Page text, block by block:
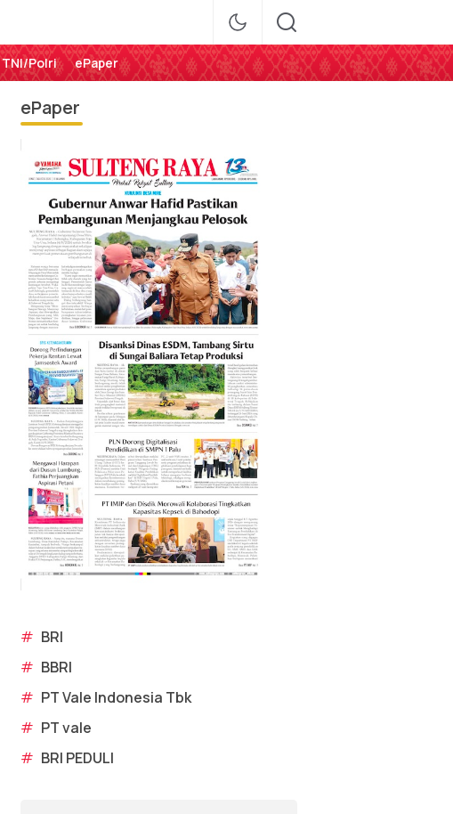
TNI/Polri ePaper
ePaper
# BRI
# BBRI
# PT Vale Indonesia Tbk
# PT vale
# BRI PEDULI